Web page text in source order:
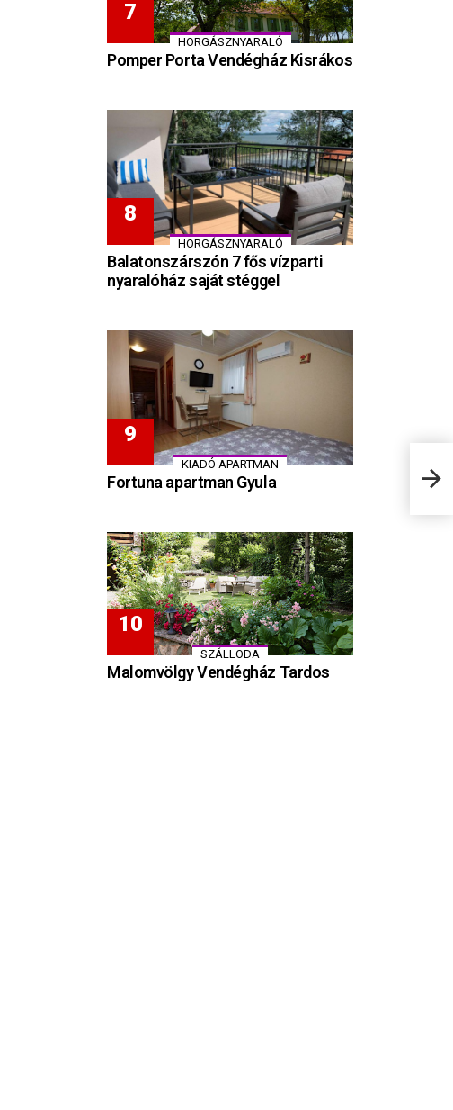
HORGÁSZNYARALÓ
Pomper Porta Vendégház Kisrákos
HORGÁSZNYARALÓ
Balatonszárszón 7 fős vízparti
nyaralóház saját stéggel
KIADÓ APARTMAN
Fortuna apartman Gyula
SZÁLLODA
Malomvölgy Vendégház Tardos